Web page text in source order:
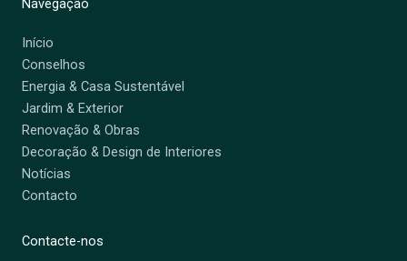
Navegação
Início
Conselhos
Energia & Casa Sustentável
Jardim & Exterior
Renovação & Obras
Decoração & Design de Interiores
Notícias
Contacto
Contacte-nos